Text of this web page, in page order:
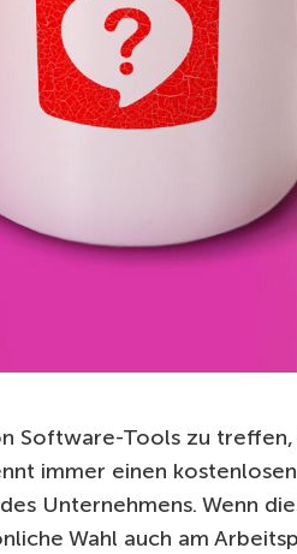
Software-Tools zu
immer einen kostenlosen
Unternehmens. Wenn
Wahl auch am